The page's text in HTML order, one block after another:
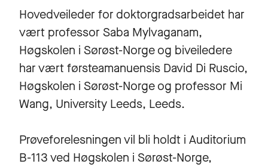
Hovedveileder for doktorgradsarbeidet har
vært professor Saba Mylvaganam,
Høgskolen i Sørøst-Norge og biveiledere
har vært førsteamanuensis David Di Ruscio,
Høgskolen i Sørøst-Norge og professor Mi
Wang, University Leeds, Leeds.
Prøveforelesningen vil bli holdt i Auditorium
B-113 ved Høgskolen i Sørøst-Norge,